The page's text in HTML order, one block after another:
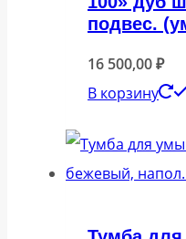
подвес.
16 500,00₽
В корзину